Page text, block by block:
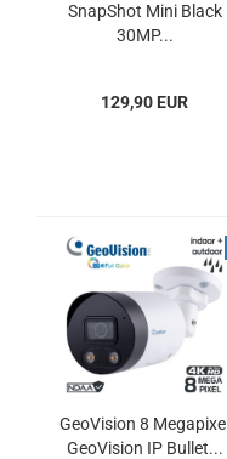
SnapShot Mini Black
30MP...
129,90 EUR
GeoVision 8 Megapixel
GeoVision IP Bullet...